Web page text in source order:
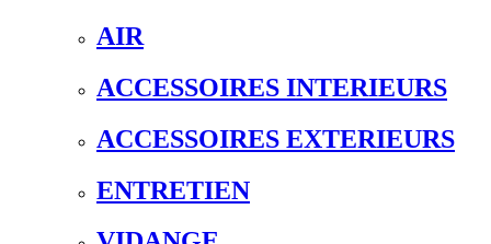
AIR
ACCESSOIRES INTERIEURS
ACCESSOIRES EXTERIEURS
ENTRETIEN